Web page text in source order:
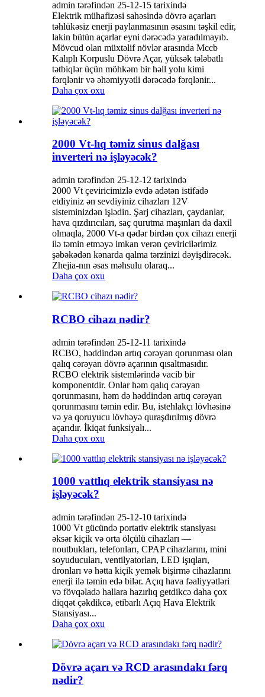
admin tərəfindən 25-12-15 tarixində
Elektrik mühafizəsi sahəsində dövrə açarları
təhlükəsiz enerji paylanmasının əsasını təşkil edir,
lakin bütün açarlar eyni dərəcədə yaradılmayıb.
Mövcud olan müxtəlif növlər arasında Mccb
Kalıplı Korpuslu Dövrə Açar, yüksək tələbatlı
tətbiqlər üçün möhkəm bir həll yolu kimi
fərqlənir və əhəmiyyətli dərəcədə fərqlənir...
Daha çox oxu
2000 Vt-lıq təmiz sinus dalğası
inverteri nə işləyəcək?
admin tərəfindən 25-12-12 tarixində
2000 Vt çeviricimizlə evdə adətən istifadə
etdiyiniz ən sevdiyiniz cihazları 12V
sisteminizdən işlədin. Şarj cihazları, çaydanlar,
hava qızdırıcıları, saç qurutma maşınları da daxil
olmaqla, 2000 Vt-a qədər birdən çox cihazı enerji
ilə təmin etməyə imkan verən çeviricilərimiz
şəbəkədən kənarda qalma tərzinizi dəyişdirəcək.
Zhejia-nın əsas məhsulu olaraq...
Daha çox oxu
RCBO cihazı nədir?
admin tərəfindən 25-12-11 tarixində
RCBO, həddindən artıq cərəyan qorunması olan
qalıq cərəyan dövrə açarının qısaltmasıdır.
RCBO elektrik sistemlərində vacib bir
komponentdir. Onlar həm qalıq cərəyan
qorunmasını, həm də həddindən artıq cərəyan
qorunmasını təmin edir. Bu, istehlakçı lövhəsinə
və ya qoruyucu lövhəyə quraşdırılmış dövrə
açarıdır. İkiqat funksiyalı...
Daha çox oxu
1000 vattlıq elektrik stansiyası nə
işləyəcək?
admin tərəfindən 25-12-10 tarixində
1000 Vt gücündə portativ elektrik stansiyası
əksər kiçik və orta ölçülü cihazları —
noutbukları, telefonları, CPAP cihazlarını, mini
soyuducuları, ventilyatorları, LED işıqları,
dronları və hətta kiçik yemək bişirmə cihazlarını
enerji ilə təmin edə bilər. Açıq hava fəaliyyətləri
və fövqəladə hallara hazırlıq getdikcə daha çox
diqqət çəkdikcə, etibarlı Açıq Hava Elektrik
Stansiyası...
Daha çox oxu
Dövrə açarı və RCD arasındakı fərq
nədir?